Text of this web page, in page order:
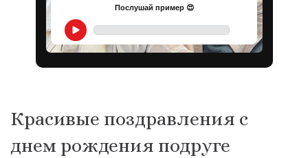
Послушай пример 😍
Красивые поздравления с
днем рождения подруге